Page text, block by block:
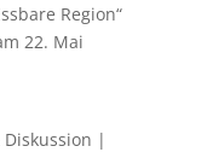
Region“
22. Mai
Diskussion |